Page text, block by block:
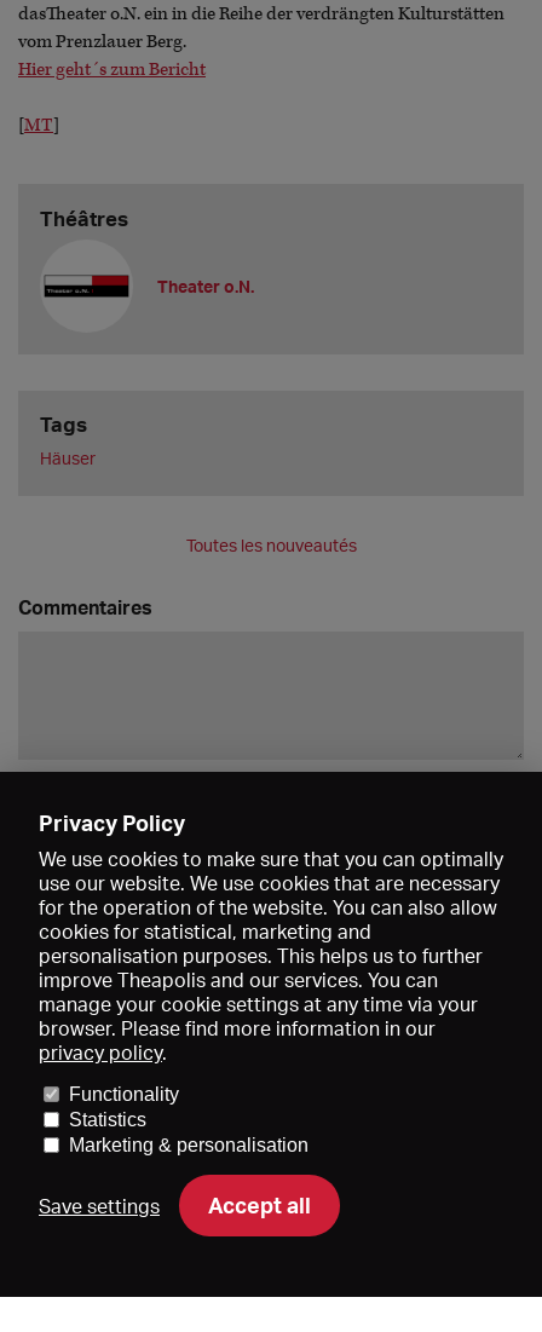
dasTheater o.N. ein in die Reihe der verdrängten Kulturstätten
vom Prenzlauer Berg.
Hier geht´s zum Bericht
[MT]
Théâtres
Theater o.N.
Tags
Häuser
Toutes les nouveautés
Commentaires
Données médiatiques
Conditions générales de vente
Contact
Aide Newsletter
Privacy Policy
We use cookies to make sure that you can optimally
use our website. We use cookies that are necessary
for the operation of the website. You can also allow
cookies for statistical, marketing and
personalisation purposes. This helps us to further
improve Theapolis and our services. You can
manage your cookie settings at any time via your
browser. Please find more information in our
privacy policy.
Functionality
Statistics
Marketing & personalisation
Save settings Accept all